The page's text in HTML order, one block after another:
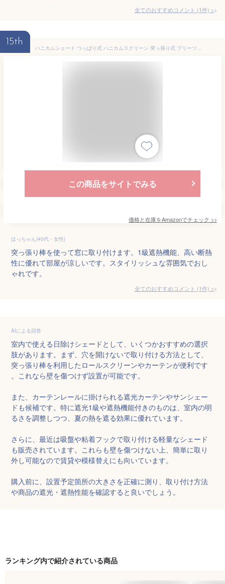
全てのおすすめコメント (1件) >
15th
ハニカムシェード つっぱり式 ハニカムスクリーン 突っ張り式 プリーツスクリーン ハニカムブラインド ロールスクリーン 遮光ブラインド 穴開け不要 1級遮光 採光 遮熱 断熱 間仕切り 防音 省エネ 賃貸OK 1cm単位でオーダー ベージュ 幅60×丈90cm
この商品をサイトでみる
価格と在庫をAmazonでチェック >>
ほっちゃん(40代・女性)
突っ張り棒を使って窓に取り付けます。1級遮熱機能、高い断熱
性に優れて部屋が涼しいです。スタイリッシュな雰囲気でおし
ゃれです。
全てのおすすめコメント (1件) >
AIによる回答
室内で使える日除けシェードとして、いくつかおすすめの選択
肢があります。まず、穴を開けないで取り付ける方法として、
突っ張り棒を利用したロールスクリーンやカーテンが便利です
。これなら壁を傷つけず設置が可能です。
また、カーテンレールに掛けられる遮光カーテンやサンシェー
ドも候補です。特に遮光1級や遮熱機能付きのものは、室内の明
るさを調整しつつ、夏の熱を遮る効果に優れています。
さらに、最近は吸盤や粘着フックで取り付ける軽量なシェード
も販売されています。これらも壁を傷つけない上、簡単に取り
外し可能なので賃貸や模様替えにも向いています。
購入前に、設置予定箇所の大きさを正確に測り、取り付け方法
や商品の遮光・遮熱性能を確認すると良いでしょう。
ランキング内で紹介されている商品